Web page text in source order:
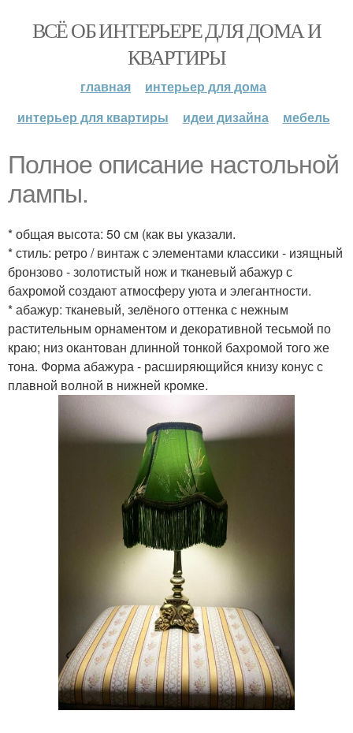
ВСЁ ОБ ИНТЕРЬЕРЕ ДЛЯ ДОМА И
КВАРТИРЫ
главная
интерьер для дома
интерьер для квартиры
идеи дизайна мебель
Полное описание настольной
лампы.
* общая высота: 50 см (как вы указали.
* стиль: ретро / винтаж с элементами классики - изящный
бронзово - золотистый нож и тканевый абажур с
бахромой создают атмосферу уюта и элегантности.
* абажур: тканевый, зелёного оттенка с нежным
растительным орнаментом и декоративной тесьмой по
краю; низ окантован длинной тонкой бахромой того же
тона. Форма абажура - расширяющийся книзу конус с
плавной волной в нижней кромке.